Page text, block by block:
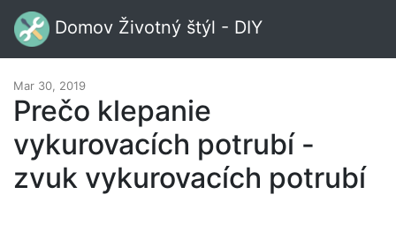
Domov Životný štýl - DIY
Mar 30, 2019
Prečo klepanie
vykurovacích potrubí -
zvuk vykurovacích potrubí